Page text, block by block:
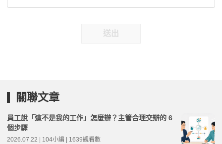
送出
關聯文章
員工說「這不是我的工作」怎麼辦？主管合理交辦的 6
個步驟
2026.07.22 | 104小編 | 1639觀看數